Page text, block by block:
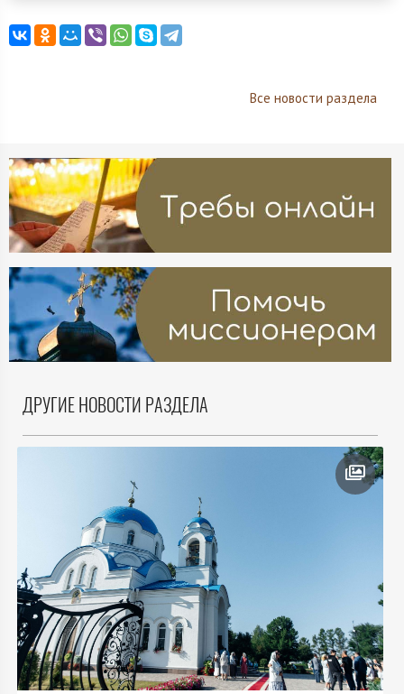
Все новости раздела
ДРУГИЕ НОВОСТИ РАЗДЕЛА